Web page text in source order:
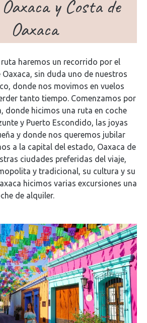
y Costa de
Oaxaca
haremos un recorrido por el
sin duda uno de nuestros
donde nos movimos en vuelos
tanto tiempo. Comenzamos por
donde hicimos una ruta en coche
y Puerto Escondido, las joyas
y donde nos queremos jubilar
a la capital del estado, Oaxaca de
ciudades preferidas del viaje,
y tradicional, su cultura y su
hicimos varias excursiones una
de alquiler.